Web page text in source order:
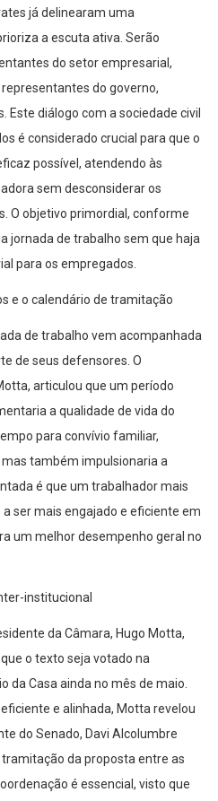
já delinearam uma
a escuta ativa. Serão
do setor empresarial,
do governo,
Este diálogo com a sociedade civil
é considerado crucial para que o
possível, atendendo às
sem desconsiderar os
O objetivo primordial, conforme
jornada de trabalho sem que haja
para os empregados.
e o calendário de tramitação
de trabalho vem acompanhada
de seus defensores. O
articulou que um período
a qualidade de vida do
para convívio familiar,
também impulsionaria a
é que um trabalhador mais
ser mais engajado e eficiente em
um melhor desempenho geral no
institucional
da Câmara, Hugo Motta,
o texto seja votado na
da Casa ainda no mês de maio.
e alinhada, Motta revelou
do Senado, Davi Alcolumbre
da proposta entre as
é essencial, visto que